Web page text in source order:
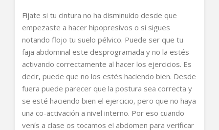
Fíjate si tu cintura no ha disminuido desde que
empezaste a hacer hipopresivos o si sigues
notando flojo tu suelo pélvico. Puede ser que tu
faja abdominal este desprogramada y no la estés
activando correctamente al hacer los ejercicios. Es
decir, puede que no los estés haciendo bien. Desde
fuera puede parecer que la postura sea correcta y
se esté haciendo bien el ejercicio, pero que no haya
una co-activación a nivel interno. Por eso cuando
venís a clase os tocamos el abdomen para verificar